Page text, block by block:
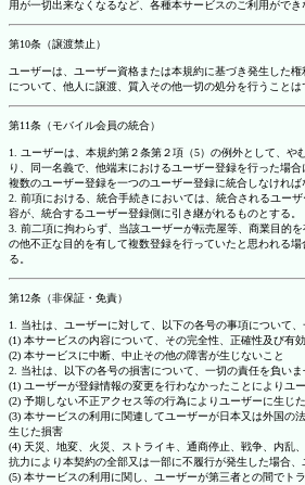
用が一切出来なくなるなど、各種本サービスのご利用ができ
第10条（譲渡禁止）
ユーザーは、ユーザー資格または本規約に基づき発生した
について、他人に譲渡、質入その他一切の処分を行うことは
第11条（モバイル会員の統合）
1. ユーザーは、本規約第２条第２項（5）の例外として、や
り、同一名義で、他端末におけるユーザー登録を行った場
複数のユーザー登録を一つのユーザー登録に統合しなければ
2. 前項における、統合手続きにおいては、統合されるユー
容が、統合するユーザー登録側に引き継がれるものとする。
3. 前二項に拘わらず、当該ユーザーが転売屋等、商業目的
の他不正な目的を有して複数登録を行っていたと思われる
る。
第12条（非保証・免責）
1. 当社は、ユーザーに対して、以下の各号の事項について、
(1) 本サービスの内容について、その完全性、正確性及び有
(2) 本サービスに中断、中止その他の障害が生じないこと
2. 当社は、以下の各号の損害について、一切の責任を負いま
(1) ユーザーが登録情報の変更を行わなかったことによりユ
(2) 予期しない不正アクセス等の行為によりユーザーに生じ
(3) 本サービスの利用に関連してユーザーが日本又は外国の
生じた損害
(4) 天災、地変、火災、ストライキ、通商停止、戦争、内乱
抗力により本契約の全部又は一部に不履行が発生した場合
(5) 本サービスの利用に関し、ユーザーが第三者との間でト